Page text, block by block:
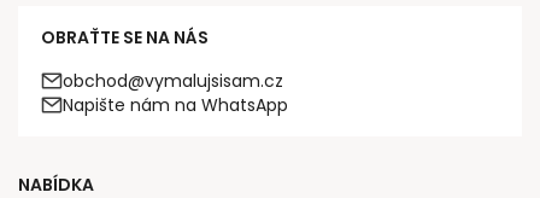
OBRAŤTE SE NA NÁS
obchod@vymalujsisam.cz
Napište nám na WhatsApp
NABÍDKA